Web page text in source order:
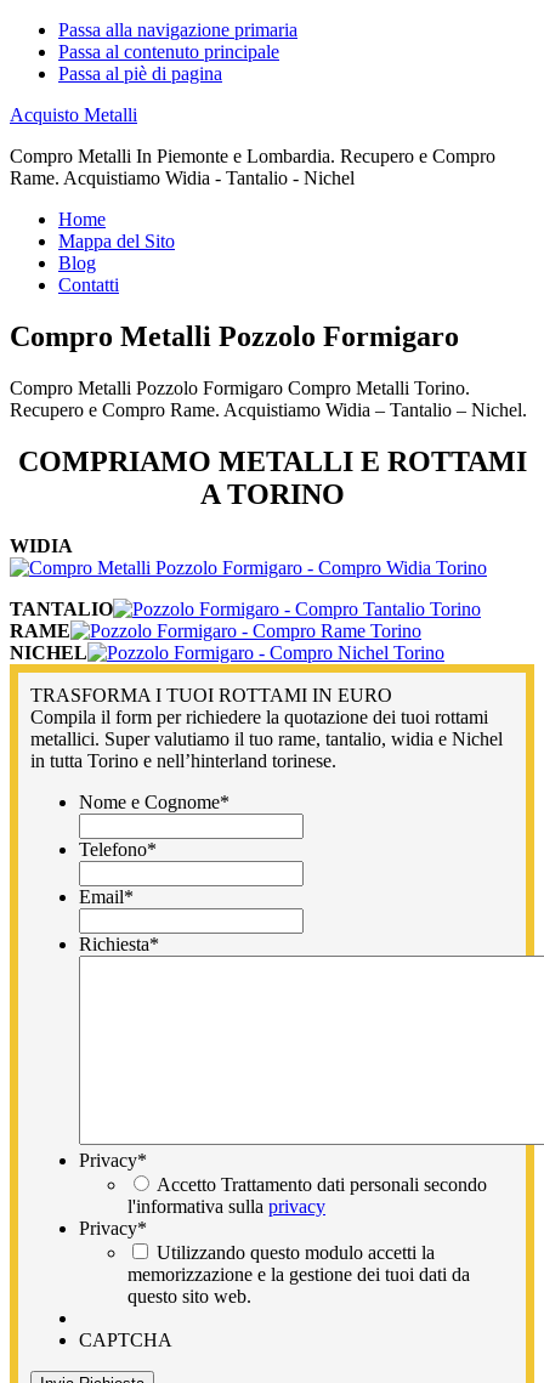
Passa alla navigazione primaria
Passa al contenuto principale
Passa al piè di pagina
Acquisto Metalli
Compro Metalli In Piemonte e Lombardia. Recupero e Compro
Rame. Acquistiamo Widia - Tantalio - Nichel
Home
Mappa del Sito
Blog
Contatti
Compro Metalli Pozzolo Formigaro
Compro Metalli Pozzolo Formigaro Compro Metalli Torino.
Recupero e Compro Rame. Acquistiamo Widia – Tantalio – Nichel.
COMPRIAMO METALLI E ROTTAMI
A TORINO
WIDIA
TANTALIO
RAME
NICHEL
TRASFORMA I TUOI ROTTAMI IN EURO
Compila il form per richiedere la quotazione dei tuoi rottami
metallici. Super valutiamo il tuo rame, tantalio, widia e Nichel
in tutta Torino e nell’hinterland torinese.
Nome e Cognome*
Telefono*
Email*
Richiesta*
Privacy*
Accetto Trattamento dati personali secondo
l'informativa sulla privacy
Privacy*
Utilizzando questo modulo accetti la
memorizzazione e la gestione dei tuoi dati da
questo sito web.
CAPTCHA